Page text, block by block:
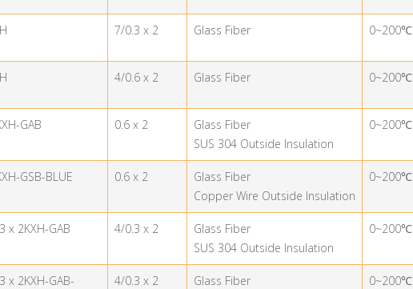
7/0.3 x 2 Glass Fiber 0~200℃
4/0.6 x 2 Glass Fiber 0~200℃
GAB 0.6 x 2
Glass Fiber
SUS 304 Outside Insulation
0~200℃
GSB-BLUE 0.6 x 2
Glass Fiber
Copper Wire Outside Insulation
0~200℃
x 2KXH-GAB 4/0.3 x 2
Glass Fiber
SUS 304 Outside Insulation
0~200℃
x 2KXH-GAB-
4/0.3 x 2
Glass Fiber
0~200℃